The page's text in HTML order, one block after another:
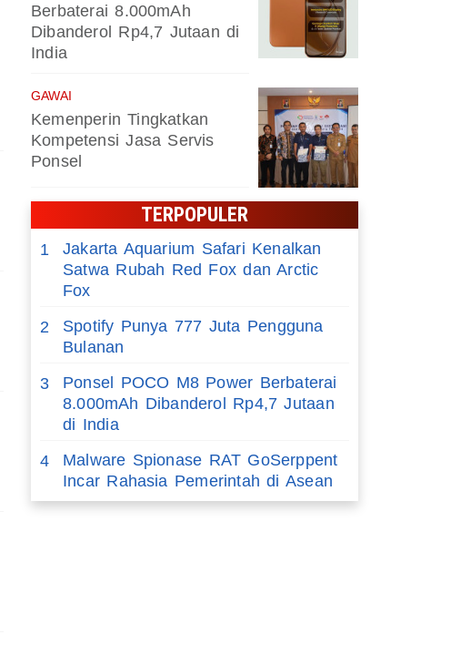
Berbaterai 8.000mAh
Dibanderol Rp4,7 Jutaan di
India
GAWAI
Kemenperin Tingkatkan
Kompetensi Jasa Servis
Ponsel
TERPOPULER
1
Jakarta Aquarium Safari Kenalkan
Satwa Rubah Red Fox dan Arctic
Fox
2
Spotify Punya 777 Juta Pengguna
Bulanan
3
Ponsel POCO M8 Power Berbaterai
8.000mAh Dibanderol Rp4,7 Jutaan
di India
4
Malware Spionase RAT GoSerppent
Incar Rahasia Pemerintah di Asean